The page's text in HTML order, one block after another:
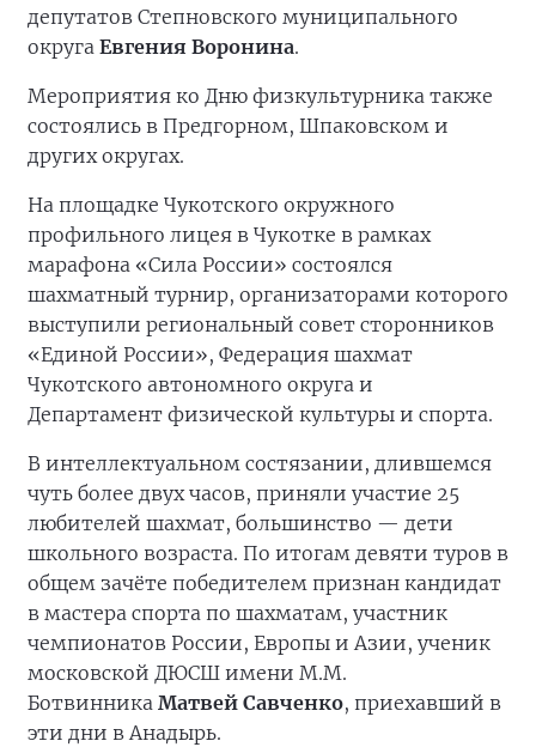
депутатов Степновского муниципального
округа Евгения Воронина.
Мероприятия ко Дню физкультурника также
состоялись в Предгорном, Шпаковском и
других округах.
На площадке Чукотского окружного
профильного лицея в Чукотке в рамках
марафона «Сила России» состоялся
шахматный турнир, организаторами которого
выступили региональный совет сторонников
«Единой России», Федерация шахмат
Чукотского автономного округа и
Департамент физической культуры и спорта.
В интеллектуальном состязании, длившемся
чуть более двух часов, приняли участие 25
любителей шахмат, большинство — дети
школьного возраста. По итогам девяти туров в
общем зачёте победителем признан кандидат
в мастера спорта по шахматам, участник
чемпионатов России, Европы и Азии, ученик
московской ДЮСШ имени М.М.
Ботвинника Матвей Савченко, приехавший в
эти дни в Анадырь.